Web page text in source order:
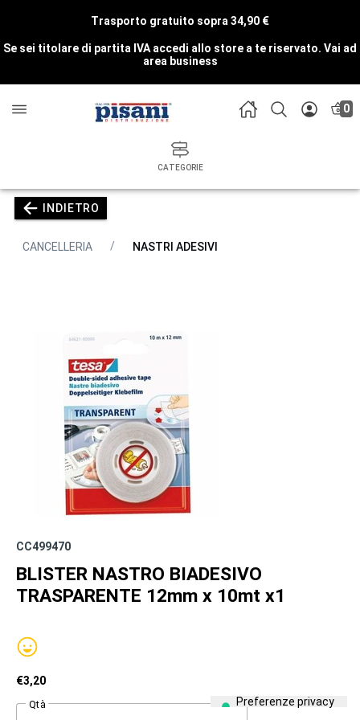
Trasporto gratuito sopra 34,90 €
Se sei titolare di partita IVA accedi allo store a te riservato. Vai ad
area business
0
CATEGORIE
INDIETRO
CANCELLERIA NASTRI ADESIVI
CC499470
BLISTER NASTRO BIADESIVO
TRASPARENTE 12mm x 10mt x1
€3,20
Qtà